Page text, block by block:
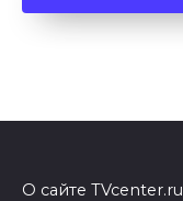
О сайте TVcenter.ru